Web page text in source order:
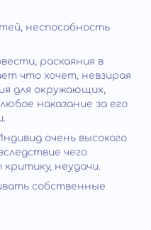
неспособность
раскаяния в
что хочет, невзирая
для окружающих,
наказание за его
очень высокого
чего
неудачи.
собственные